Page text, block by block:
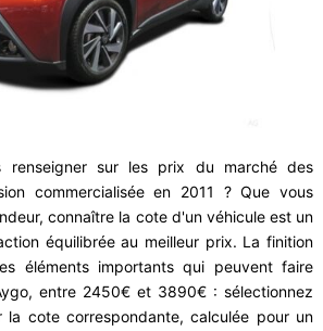
renseigner sur les prix du marché des
commercialisée en 2011 ? Que vous
connaître la cote d'un véhicule est un
équilibrée au meilleur prix. La finition
éléments importants qui peuvent faire
entre 2450€ et 3890€ : sélectionnez
la cote correspondante, calculée pour un